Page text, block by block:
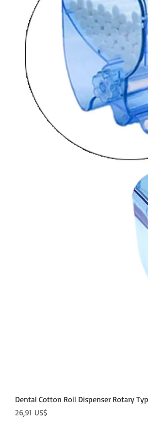
Dental Cotton Roll Dispenser Rotary
Precio
26,91 US$